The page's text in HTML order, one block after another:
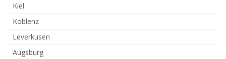
Kiel
Koblenz
Leverkusen
Augsburg